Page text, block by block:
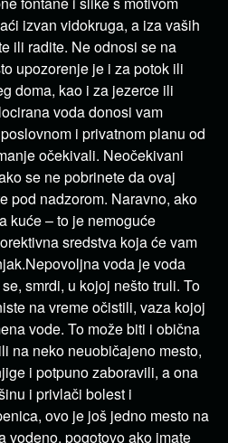
izvan vidokruga, a iza vaših
ili radite. Ne odnosi se na
upozorenje je i za potok ili
doma, kao i za jezerce ili
voda donosi vam
i privatnom planu od
očekivali. Neočekivani
se ne pobrinete da ovaj
pod nadzorom. Naravno, ako
kuće – to je nemoguće
sredstva koja će vam
voda je voda
smrdi, u kojoj nešto truli. To
na vreme očistili, vaza kojoj
vode. To može biti i obična
na neko neuobičajeno mesto,
i potpuno zaboravili, a ona
i privlači bolest i
ovo je još jedno mesto na
vodeno, pogotovo ako imate